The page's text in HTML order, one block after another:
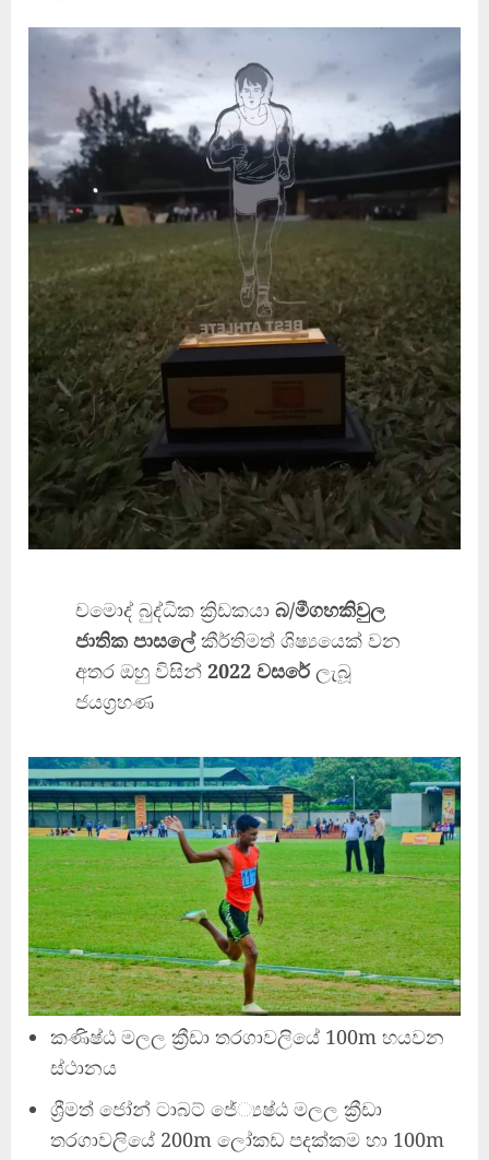
චමොද් බුද්ධික ක්‍රිඩකයාබ/මීගහකිවුල
ජාතික පාසලේකීර්තිමත් ශිෂ්‍යයෙක් වන
අතර ඔහු විසින් 2022 වසරේලැබූ
ජයග්‍රහණ
කණිෂ්ඨ මලල ක්‍රීඩා තරගාවලියේ 100m හයවන
ස්ථානය
ශ්‍රීමත් ජෝන් ටාබට් ජේ්‍යෂ්ඨ මලල ක්‍රීඩා
තරගාවලියේ 200m ලෝකඩ පදක්කම හා 100m